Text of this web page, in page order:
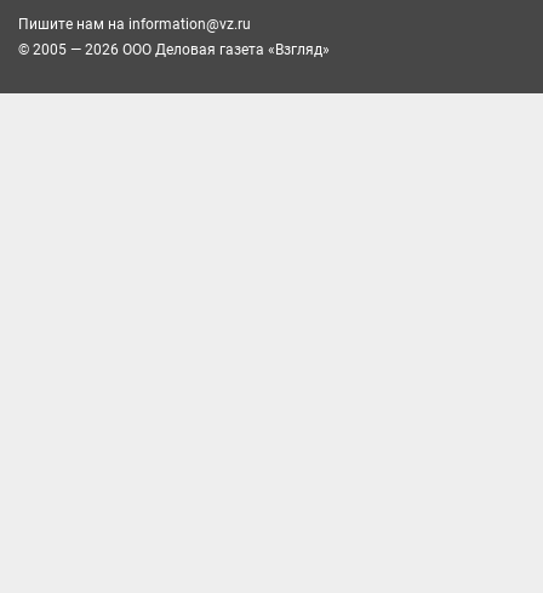
Пишите нам на information@vz.ru
© 2005 — 2026 ООО Деловая газета «Взгляд»